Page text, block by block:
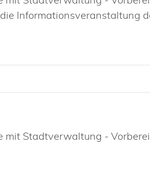
Informationsveranstaltung
mit Stadtverwaltung -